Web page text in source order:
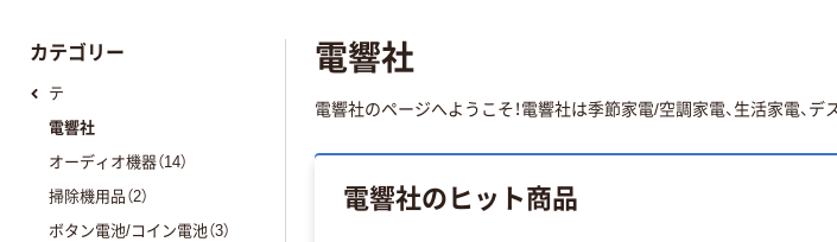
電響社
電響社のページへようこそ！電響社は季節家電/空調家電、生活家電、
電響社のヒット商品
カテゴリー
テ
電響社
オーディオ機器（14）
掃除機用品（2）
ボタン電池/コイン電池（3）